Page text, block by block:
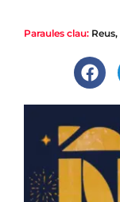
Paraules clau: Reus,